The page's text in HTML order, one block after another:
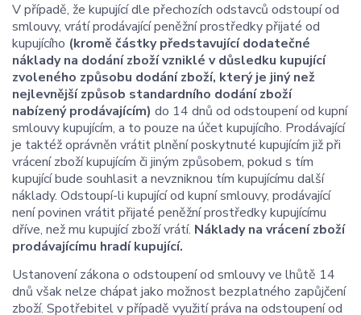
V případě, že kupující dle přechozích odstavců odstoupí od
smlouvy, vrátí prodávající peněžní prostředky přijaté od
kupujícího (kromě částky představující dodatečné
náklady na dodání zboží vzniklé v důsledku kupující
zvoleného způsobu dodání zboží, který je jiný než
nejlevnější způsob standardního dodání zboží
nabízený prodávajícím) do 14 dnů od odstoupení od kupní
smlouvy kupujícím, a to pouze na účet kupujícího. Prodávající
je taktéž oprávněn vrátit plnění poskytnuté kupujícím již při
vrácení zboží kupujícím či jiným způsobem, pokud s tím
kupující bude souhlasit a nevzniknou tím kupujícímu další
náklady. Odstoupí-li kupující od kupní smlouvy, prodávající
není povinen vrátit přijaté peněžní prostředky kupujícímu
dříve, než mu kupující zboží vrátí. Náklady na vrácení zboží
prodávajícímu hradí kupující.
Ustanovení zákona o odstoupení od smlouvy ve lhůtě 14
dnů však nelze chápat jako možnost bezplatného zapůjčení
zboží. Spotřebitel v případě využití práva na odstoupení od